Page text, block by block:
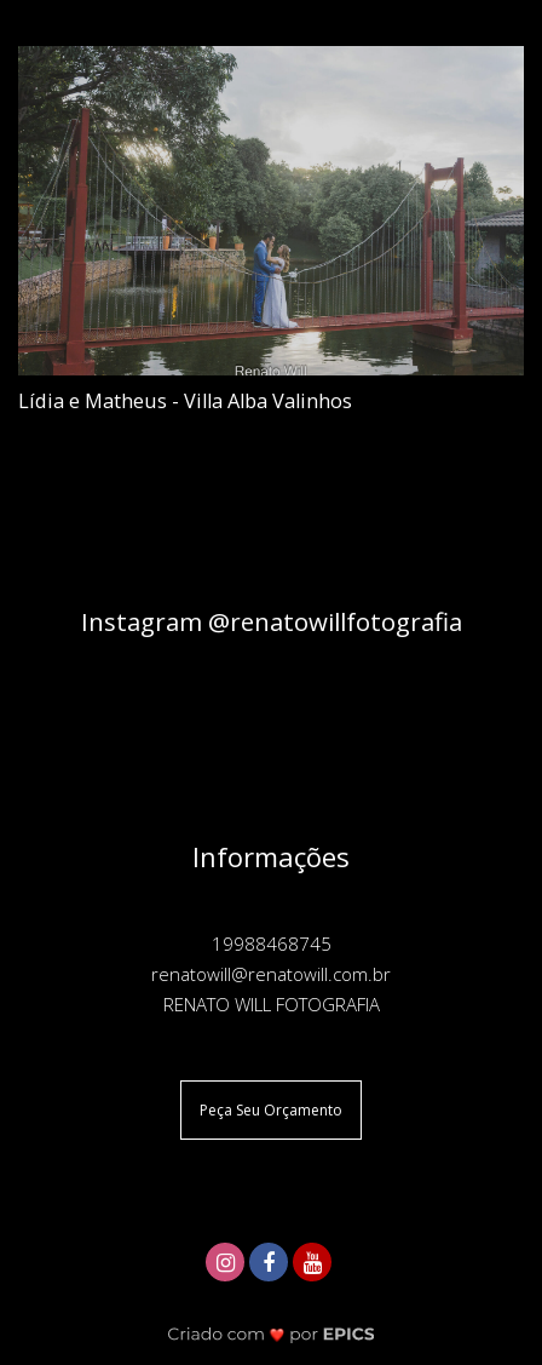
Lídia e Matheus - Villa Alba Valinhos
Instagram @renatowillfotografia
Informações
19988468745
renatowill@renatowill.com.br
RENATO WILL FOTOGRAFIA
Peça Seu Orçamento